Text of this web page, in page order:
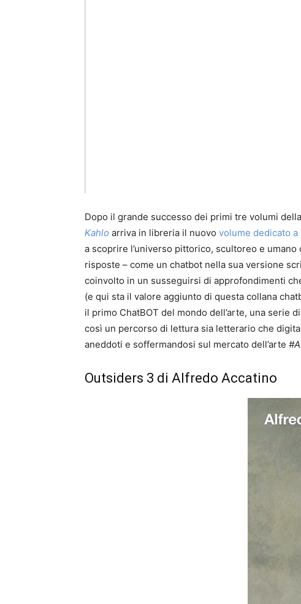
Dopo il grande successo dei primi tre volumi
Kahlo arriva in libreria il nuovo volume dedicato
a scoprire l’universo pittorico, scultoreo e umano
risposte – come un chatbot nella sua versione
coinvolto in un susseguirsi di approfondimenti
(e qui sta il valore aggiunto di questa collana
il primo ChatBOT del mondo dell’arte, una serie
così un percorso di lettura sia letterario che
aneddoti e soffermandosi sul mercato dell’arte
Outsiders 3 di Alfredo Accatino